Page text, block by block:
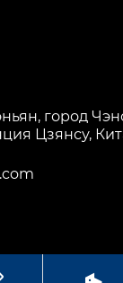
город
Цзянсу,